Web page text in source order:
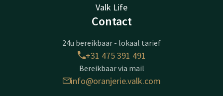
Valk Life
Contact
24u bereikbaar - lokaal tarief
+31 475 391 491
Bereikbaar via mail
info@oranjerie.valk.com